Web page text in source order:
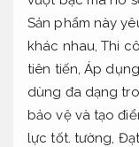
Sản phẩm này
khác nhau,Thi
tiên tiến,Áp
dùng đa dạng
bảo vệ và tạo
lực tốt. tường,